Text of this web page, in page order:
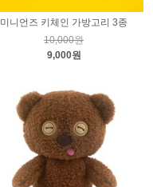
미니언즈 키체인 가방고리 3종
10,000원
9,000원